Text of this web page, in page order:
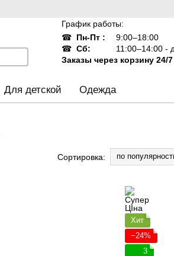
График работы:
☎ Пн-Пт :
9:00–18:00
☎Сб:
11:00–14:00 -
Заказы через корзину 24/7
Для детской Одежда
Сортировка: по
Хит
−24%
3